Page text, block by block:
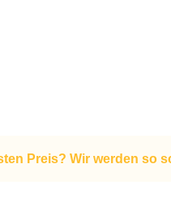
Preis? Wir werden so